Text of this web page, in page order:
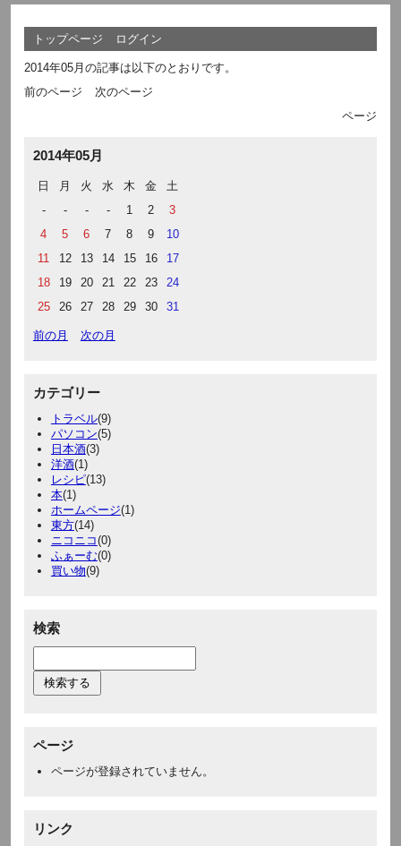
トップページ ログイン
2014年05月の記事は以下のとおりです。
前のページ
次のページ
ページ
2014年05月
日 月 火 水 木 金
土
-
- - - 1 2
3
4
5 6 7 8 9
10
11
12 13 14 15 16
17
18
19 20 21 22 23
24
25
26 27 28 29 30 31
前の月 次の月
カテゴリー
トラベル(9)
パソコン(5)
日本酒(3)
洋酒(1)
レシピ(13)
本(1)
ホームページ(1)
東方(14)
ニコニコ(0)
ふぁーむ(0)
買い物(9)
検索
ページ
ページが登録されていません。
リンク